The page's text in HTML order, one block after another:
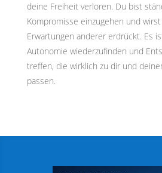
deine Freiheit verloren. Du bist
Kompromisse einzugehen und
Erwartungen anderer erdrückt. Es
Autonomie wiederzufinden und
treffen, die wirklich zu dir und
passen.